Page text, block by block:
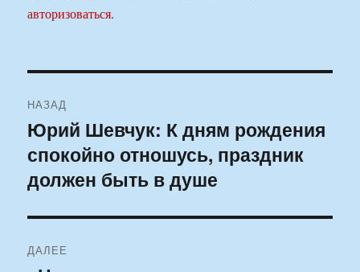
авторизоваться.
по
записям
НАЗАД
Предыдущая
запись:
Юрий Шевчук: К дням рождения
спокойно отношусь, праздник
должен быть в душе
ДАЛЕЕ